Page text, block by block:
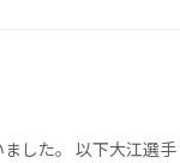
した。 以下大江選手